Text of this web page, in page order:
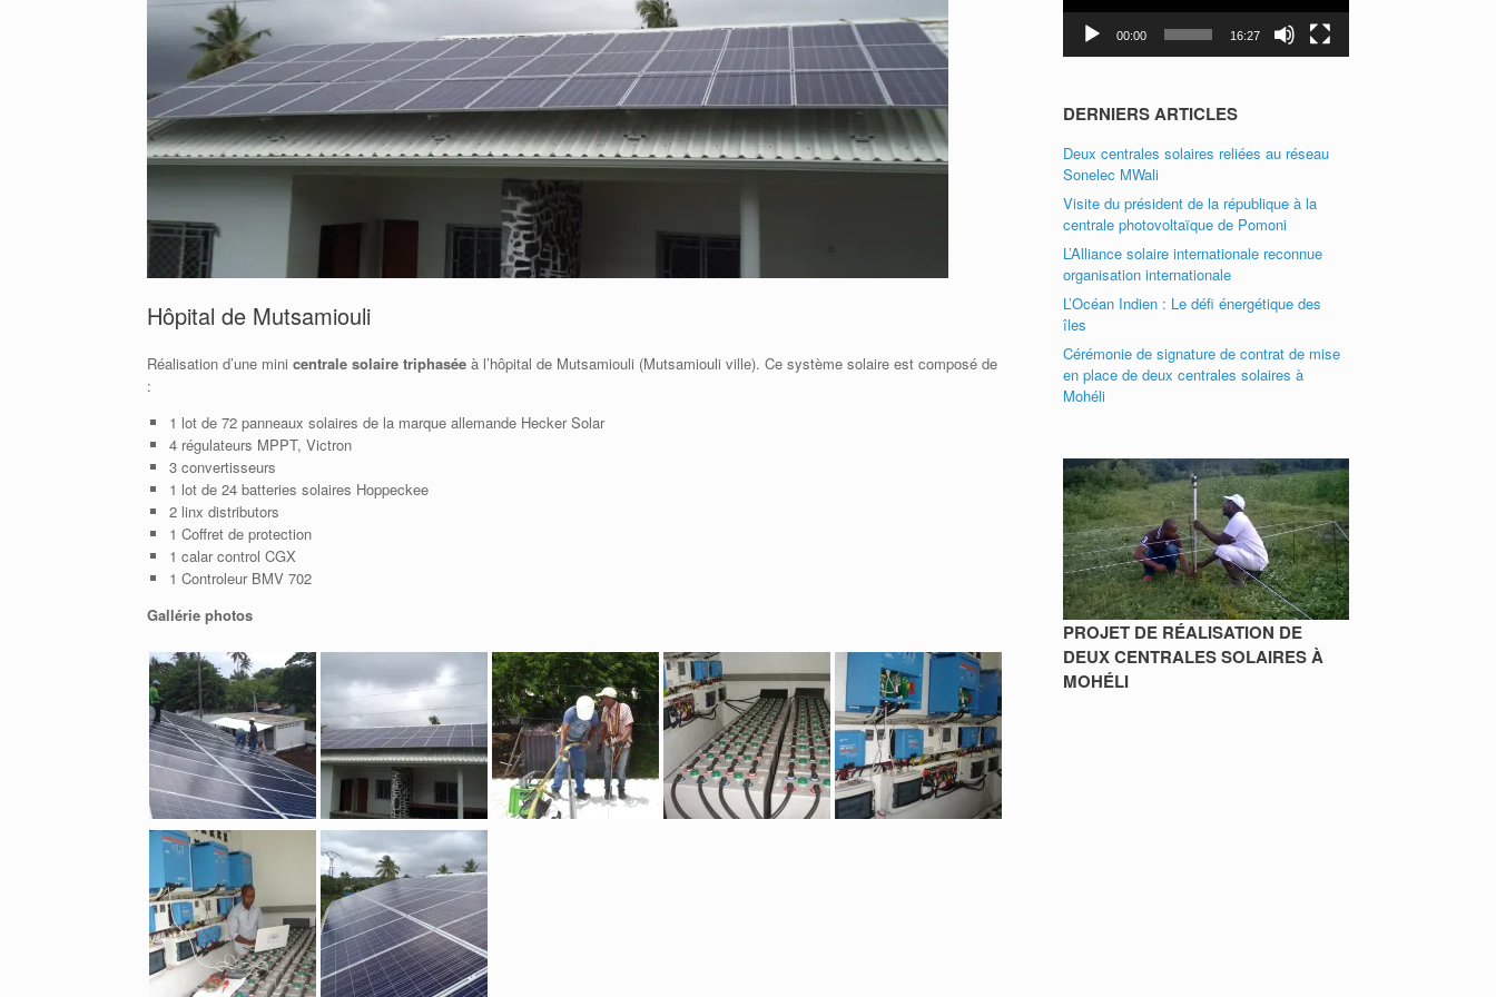
Hôpital de Mutsamiouli
Réalisation d’une mini centrale solaire triphasée à l’hôpital de Mutsamiouli (Mutsamiouli ville). Ce système solaire est composé de
:
1 lot de 72 panneaux solaires de la marque allemande Hecker Solar
4 régulateurs MPPT, Victron
3 convertisseurs
1 lot de 24 batteries solaires Hoppeckee
2 linx distributors
1 Coffret de protection
1 calar control CGX
1 Controleur BMV 702
Gallérie photos
00:00 16:27
DERNIERS ARTICLES
Deux centrales solaires reliées au réseau
Sonelec MWali
Visite du président de la république à la
centrale photovoltaïque de Pomoni
L’Alliance solaire internationale reconnue
organisation internationale
L’Océan Indien : Le défi énergétique des
îles
Cérémonie de signature de contrat de mise
en place de deux centrales solaires à
Mohéli
PROJET DE RÉALISATION DE
DEUX CENTRALES SOLAIRES À
MOHÉLI